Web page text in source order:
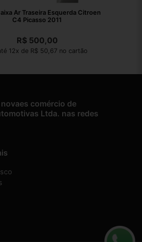
Ar Traseira Esquerda Citroen
C4 Picasso 2011
R$500,00
12x de R$ 50,67 no cartão
comércio de
Ltda. nas redes